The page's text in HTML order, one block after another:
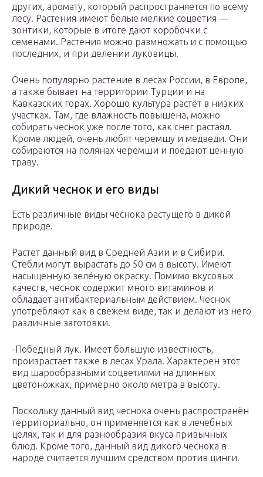
других, аромату, который распространяется по всему
лесу. Растения имеют белые мелкие соцветия —
зонтики, которые в итоге дают коробочки с
семенами. Растения можно размножать и с помощью
последних, и при делении луковицы.
Очень популярно растение в лесах России, в Европе,
а также бывает на территории Турции и на
Кавказских горах. Хорошо культура растёт в низких
участках. Там, где влажность повышена, можно
собирать чеснок уже после того, как снег растаял.
Кроме людей, очень любят черемшу и медведи. Они
собираются на полянах черемши и поедают ценную
траву.
Дикий чеснок и его виды
Есть различные виды чеснока растущего в дикой
природе.
Растет данный вид в Средней Азии и в Сибири.
Стебли могут вырастать до 50 см в высоту. Имеют
насыщенную зелёную окраску. Помимо вкусовых
качеств, чеснок содержит много витаминов и
обладает антибактериальным действием. Чеснок
употребляют как в свежем виде, так и делают из него
различные заготовки.
-Победный лук. Имеет большую известность,
произрастает также в лесах Урала. Характерен этот
вид шарообразными соцветиями на длинных
цветоножках, примерно около метра в высоту.
Поскольку данный вид чеснока очень распространён
территориально, он применяется как в лечебных
целях, так и для разнообразия вкуса привычных
блюд. Кроме того, данный вид дикого чеснока в
народе считается лучшим средством против цинги.